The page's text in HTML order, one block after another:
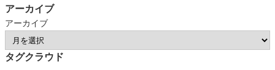
アーカイブ
アーカイブ
タグクラウド